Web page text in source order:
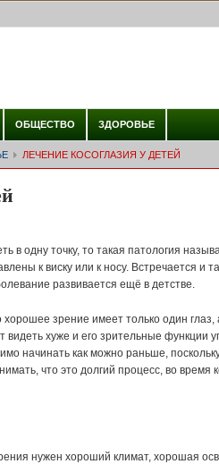
ОБЩЕСТВО ЗДОРОВЬЕ
ЛЕЧЕНИЕ КОСОГЛАЗИЯ У ДЕТЕЙ
в одну точку, то такая патология
к виску или к носу. Встречается и
развивается ещё в детстве.
зрение имеет только один глаз,
хуже и его зрительные функции
начинать как можно раньше,
что это долгий процесс, во время
нужен хороший климат, хорошая